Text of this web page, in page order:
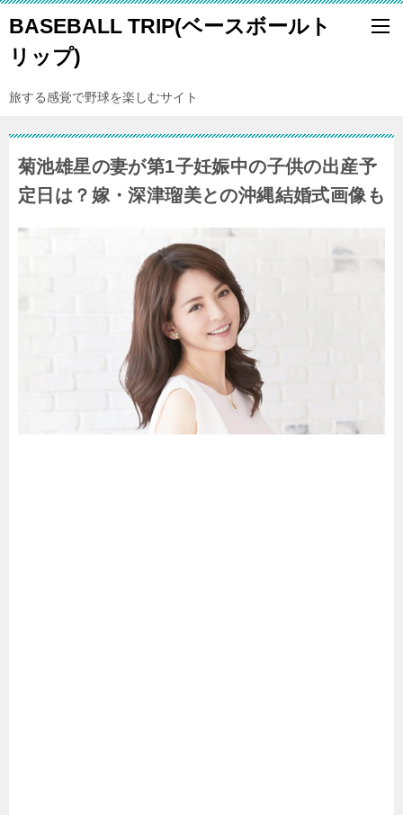
BASEBALL TRIP(ベースボールト
リップ)
旅する感覚で野球を楽しむサイト
菊池雄星の妻が第1子妊娠中の子供の出産予
定日は？嫁・深津瑠美との沖縄結婚式画像も